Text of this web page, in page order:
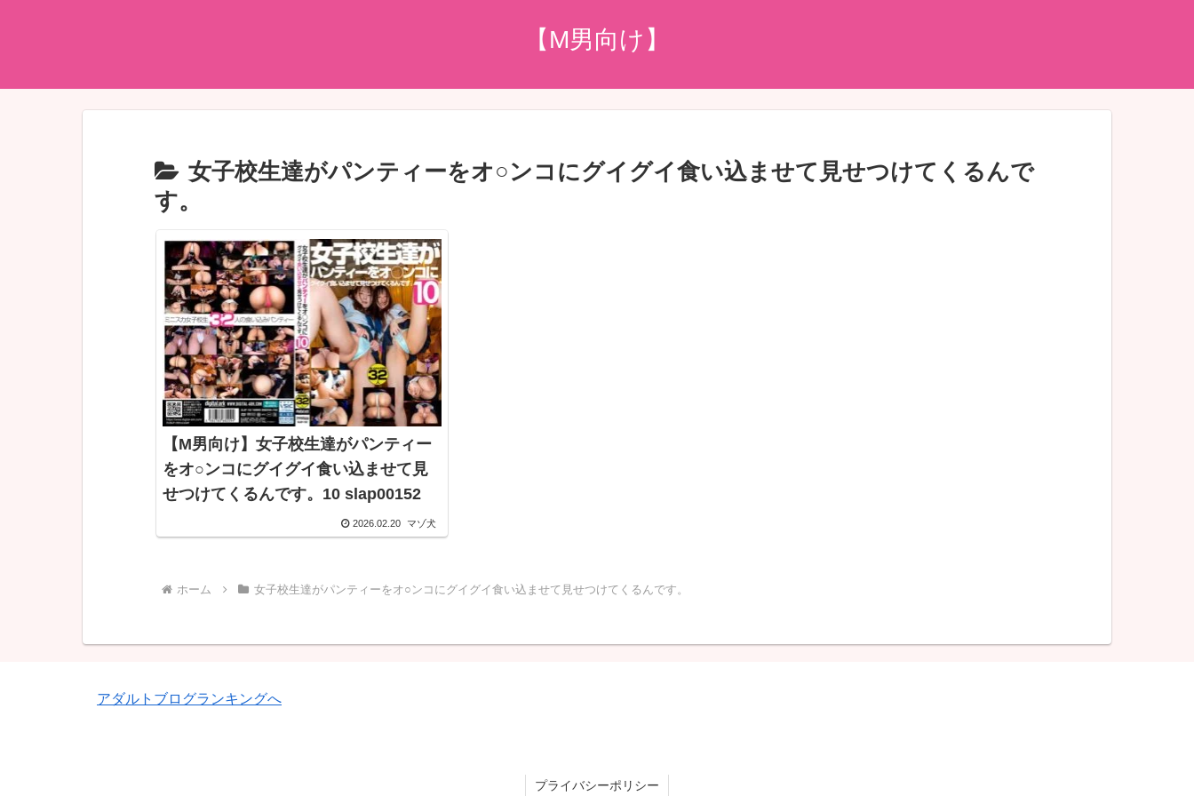
【M男向け】
女子校生達がパンティーをオ○ンコにグイグイ食い込ませて見せつけてくるんで
す。
【M男向け】女子校生達がパンティー
をオ○ンコにグイグイ食い込ませて見
せつけてくるんです。10 slap00152
2026.02.20 マゾ犬
ホーム 女子校生達がパンティーをオ○ンコにグイグイ食い込ませて見せつけてくるんです。
アダルトブログランキングへ
プライバシーポリシー